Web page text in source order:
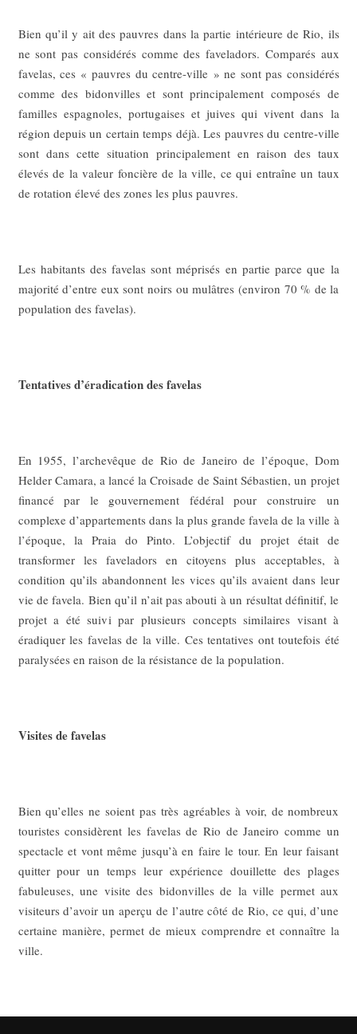
Bien qu’il y ait des pauvres dans la partie intérieure de Rio, ils
ne sont pas considérés comme des faveladors. Comparés aux
favelas, ces « pauvres du centre-ville » ne sont pas considérés
comme des bidonvilles et sont principalement composés de
familles espagnoles, portugaises et juives qui vivent dans la
région depuis un certain temps déjà. Les pauvres du centre-ville
sont dans cette situation principalement en raison des taux
élevés de la valeur foncière de la ville, ce qui entraîne un taux
de rotation élevé des zones les plus pauvres.
Les habitants des favelas sont méprisés en partie parce que la
majorité d’entre eux sont noirs ou mulâtres (environ 70 % de la
population des favelas).
Tentatives d’éradication des favelas
En 1955, l’archevêque de Rio de Janeiro de l’époque, Dom
Helder Camara, a lancé la Croisade de Saint Sébastien, un projet
financé par le gouvernement fédéral pour construire un
complexe d’appartements dans la plus grande favela de la ville à
l’époque, la Praia do Pinto. L’objectif du projet était de
transformer les faveladors en citoyens plus acceptables, à
condition qu’ils abandonnent les vices qu’ils avaient dans leur
vie de favela. Bien qu’il n’ait pas abouti à un résultat définitif, le
projet a été suivi par plusieurs concepts similaires visant à
éradiquer les favelas de la ville. Ces tentatives ont toutefois été
paralysées en raison de la résistance de la population.
Visites de favelas
Bien qu’elles ne soient pas très agréables à voir, de nombreux
touristes considèrent les favelas de Rio de Janeiro comme un
spectacle et vont même jusqu’à en faire le tour. En leur faisant
quitter pour un temps leur expérience douillette des plages
fabuleuses, une visite des bidonvilles de la ville permet aux
visiteurs d’avoir un aperçu de l’autre côté de Rio, ce qui, d’une
certaine manière, permet de mieux comprendre et connaître la
ville.